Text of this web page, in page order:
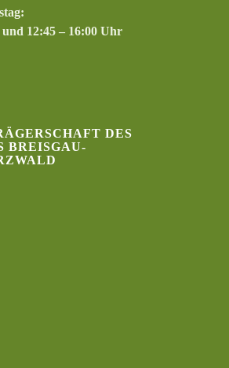
12:45 – 16:00 Uhr
DES
BREISGAU-